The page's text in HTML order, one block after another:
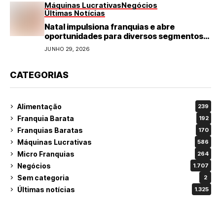
Máquinas LucrativasNegócios
Últimas Notícias
Natal impulsiona franquias e abre
oportunidades para diversos segmentos
do varejo
JUNHO 29, 2026
CATEGORIAS
Alimentação 239
Franquia Barata 192
Franquias Baratas 170
Máquinas Lucrativas 586
Micro Franquias 264
Negócios 1.707
Sem categoria 2
Últimas notícias 1.325